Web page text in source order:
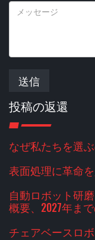
送信
投稿の返還
なぜ私たちを選
表面処理に革命
自動ロボット研
概要、2027年ま
チェアベースロ